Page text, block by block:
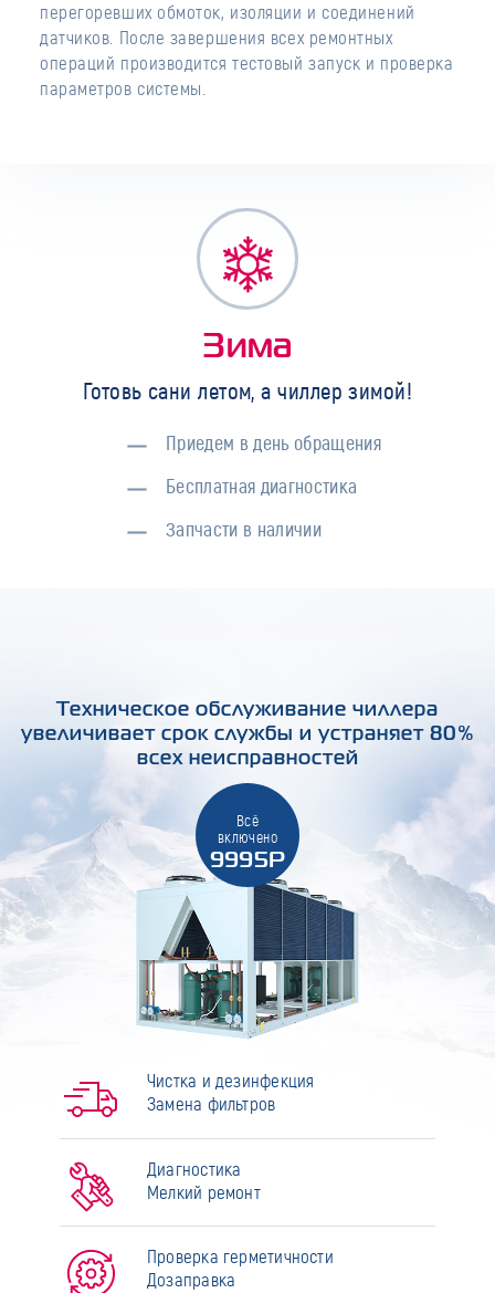
перегоревших обмоток, изоляции и соединений
датчиков. После завершения всех ремонтных
операций производится тестовый запуск и проверка
параметров системы.
Зима
Готовь сани летом, а чиллер зимой!
Приедем в день обращения
Бесплатная диагностика
Запчасти в наличии
Техническое обслуживание чиллера
увеличивает срок службы и устраняет 80%
всех неисправностей
Всё
включено
9995Р
Чистка и дезинфекция
Замена фильтров
Диагностика
Мелкий ремонт
Проверка герметичности
Дозаправка